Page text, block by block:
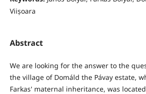
Viișoara
Abstract
We are looking for the answer to the
the village of Domáld the Pávay estate,
Farkas' maternal inheritance, was